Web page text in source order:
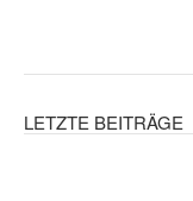
LETZTE BEITRÄGE